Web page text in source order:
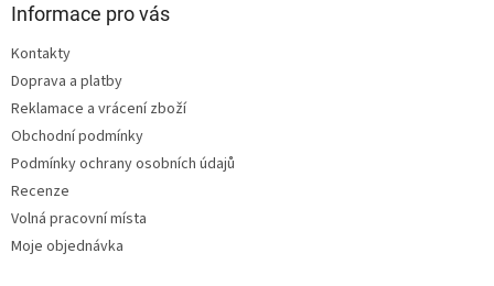
Informace pro vás
Kontakty
Doprava a platby
Reklamace a vrácení zboží
Obchodní podmínky
Podmínky ochrany osobních údajů
Recenze
Volná pracovní místa
Moje objednávka